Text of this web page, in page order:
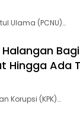
Ulama (PCNU)…
Hingga Ada
Korupsi (KPK)…